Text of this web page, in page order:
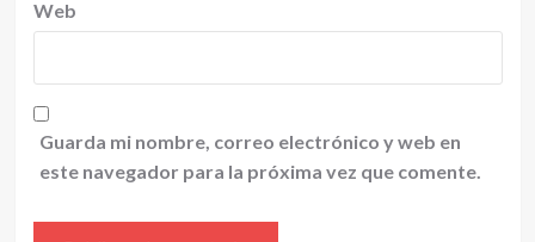
Web
Guarda mi nombre, correo electrónico y web en
este navegador para la próxima vez que comente.